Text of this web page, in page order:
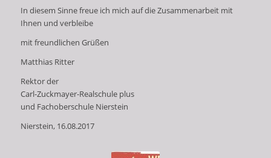
In diesem Sinne freue ich mich auf die Zusammenarbeit mit
Ihnen und verbleibe
mit freundlichen Grüßen
Matthias Ritter
Rektor der
Carl-Zuckmayer-Realschule plus
und Fachoberschule Nierstein
Nierstein, 16.08.2017